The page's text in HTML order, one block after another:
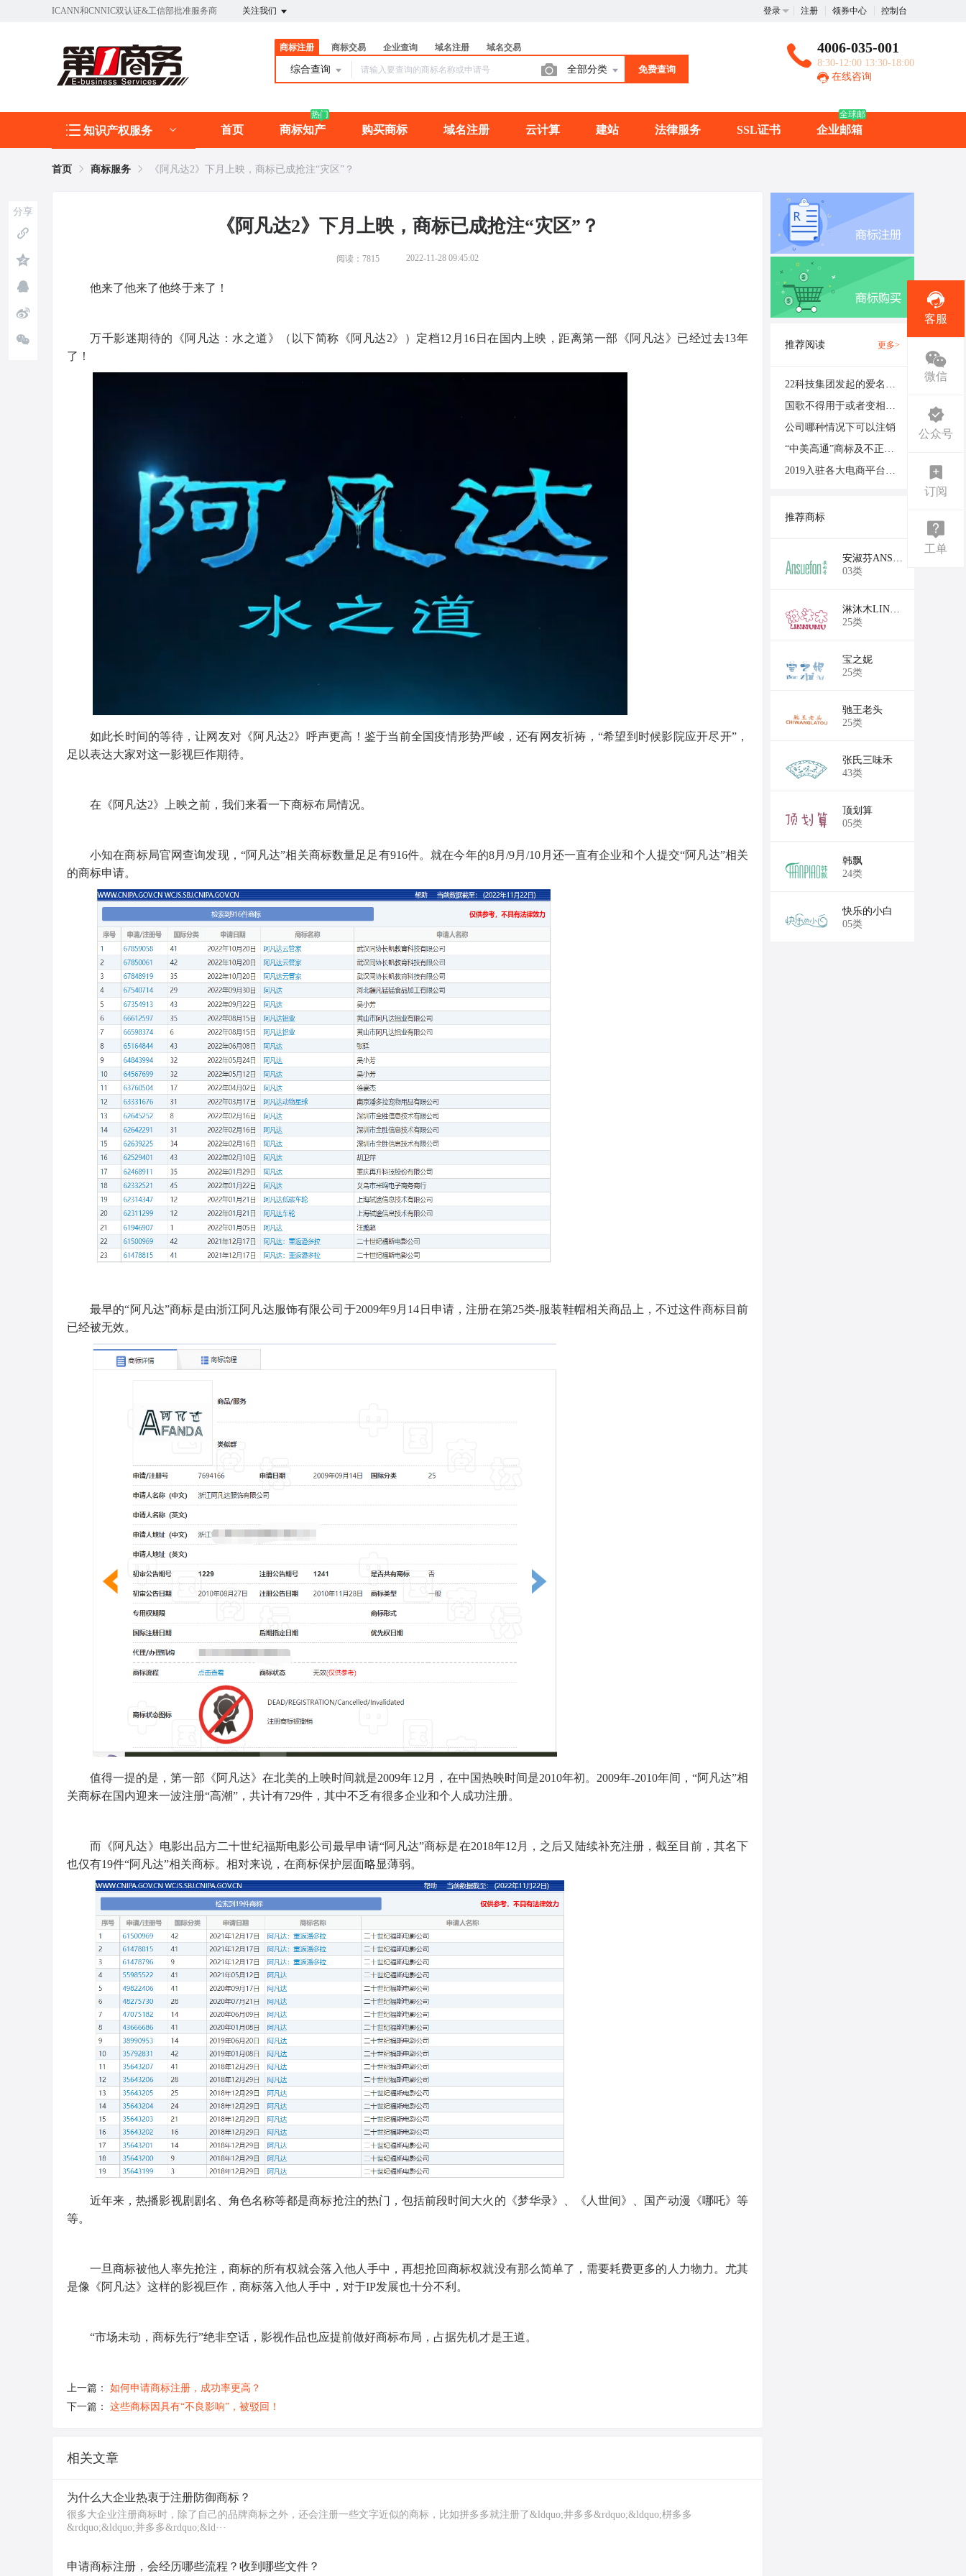
ICANN和CNNIC双认证&工信部批准服务商 关注我们 登录 注册 领券中心 控制台
商标注册 商标交易 企业查询 域名注册 域名交易
综合查询 全部分类 免费查询
4006-035-001
8:30-12:00 13:30-18:00
在线咨询
知识产权服务 首页 商标知产
热门
购买商标 域名注册 云计算 建站 法律服务 SSL证书 企业邮箱
全球邮
首页 商标服务 《阿凡达2》下月上映，商标已成抢注“灾区”？
《阿凡达2》下月上映，商标已成抢注“灾区”？
阅读：7815 2022-11-28 09:45:02
他来了他来了他终于来了！
万千影迷期待的《阿凡达：水之道》（以下简称《阿凡达2》）定档12月16日在国内上映，距离第一部《阿凡达》已经过去13年
了！
如此长时间的等待，让网友对《阿凡达2》呼声更高！鉴于当前全国疫情形势严峻，还有网友祈祷，“希望到时候影院应开尽开”，
足以表达大家对这一影视巨作期待。
在《阿凡达2》上映之前，我们来看一下商标布局情况。
小知在商标局官网查询发现，“阿凡达”相关商标数量足足有916件。就在今年的8月/9月/10月还一直有企业和个人提交“阿凡达”相关
的商标申请。
最早的“阿凡达”商标是由浙江阿凡达服饰有限公司于2009年9月14日申请，注册在第25类-服装鞋帽相关商品上，不过这件商标目前
已经被无效。
值得一提的是，第一部《阿凡达》在北美的上映时间就是2009年12月，在中国热映时间是2010年初。2009年-2010年间，“阿凡达”相
关商标在国内迎来一波注册“高潮”，共计有729件，其中不乏有很多企业和个人成功注册。
而《阿凡达》电影出品方二十世纪福斯电影公司最早申请“阿凡达”商标是在2018年12月，之后又陆续补充注册，截至目前，其名下
也仅有19件“阿凡达”相关商标。相对来说，在商标保护层面略显薄弱。
近年来，热播影视剧剧名、角色名称等都是商标抢注的热门，包括前段时间大火的《梦华录》、《人世间》、国产动漫《哪吒》等
等。
一旦商标被他人率先抢注，商标的所有权就会落入他人手中，再想抢回商标权就没有那么简单了，需要耗费更多的人力物力。尤其
是像《阿凡达》这样的影视巨作，商标落入他人手中，对于IP发展也十分不利。
“市场未动，商标先行”绝非空话，影视作品也应提前做好商标布局，占据先机才是王道。
上一篇：
如何申请商标注册，成功率更高？
下一篇：
这些商标因具有“不良影响”，被驳回！
相关文章
为什么大企业热衷于注册防御商标？
很多大企业注册商标时，除了自己的品牌商标之外，还会注册一些文字近似的商标，比如拼多多就注册了&ldquo;井多多&rdquo;&ldquo;栟多多
&rdquo;&ldquo;并多多&rdquo;&ld···
申请商标注册，会经历哪些流程？收到哪些文件？
推荐阅读 更多>
22科技集团发起的爱名赛AMC将由杭州电子商务研究院承办
国歌不得用于或者变相用于商标、商业广告
公司哪种情况下可以注销
“中美高通”商标及不正当竞争纠纷案驳回全部诉讼请求
2019入驻各大电商平台商标要求汇总
推荐商标
安淑芬ANSUEFON
03类
￥22,100
淋沐木LINMUMU
25类
￥19,500
宝之妮
25类
￥22,100
驰王老头
25类
￥22,100
张氏三味禾
43类
￥35,750
顶划算
05类
￥35,750
韩飘
24类
￥33,150
快乐的小白
05类
￥35,750
分享
客服
微信
公众号
订阅
工单